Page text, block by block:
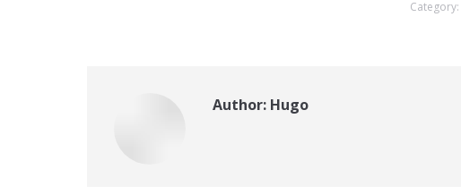
Category:
Author: Hugo